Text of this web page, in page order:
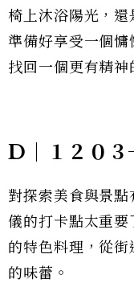
椅上沐浴陽光，還
準備好享受一個
找回一個更有精神
D｜１２０
對探索美食與景
儀的打卡點太重
的特色料理，從
的味蕾。